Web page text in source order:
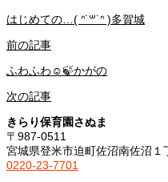
はじめての…( ᐢ˙꒳​˙ᐢ )多賀城
前の記事
ふわふわ☺️🍃かがの
次の記事
きらり保育園さぬま
〒987-0511
宮城県登米市迫町佐沼南佐沼１
0220-23-7701